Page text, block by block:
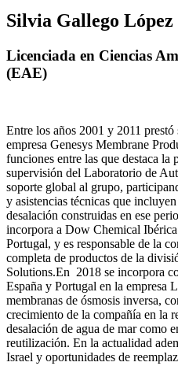
Silvia Gallego López
Licenciada en Ciencias
(EAE)
Entre los años 2001 y 2011
empresa Genesys Membrane
funciones entre las que destaca la
supervisión del Laboratorio de
soporte global al grupo,
y asistencias técnicas que
desalación construidas en ese
incorpora a Dow Chemical
Portugal, y es responsable de la
completa de productos de la
Solutions.En 2018 se incorpora
España y Portugal en la
membranas de ósmosis inversa,
crecimiento de la compañía en la
desalación de agua de mar como
reutilización. En la actualidad
Israel y oportunidades de